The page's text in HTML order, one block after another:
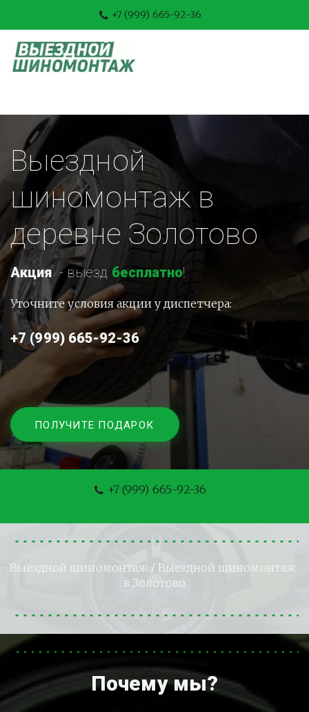
+7 (999) 665-92-36
Выездной
шиномонтаж в
деревне Золотово
Акция - выезд бесплатно!
Уточните условия акции у диспетчера:
+7 (999) 665-92-36
ПОЛУЧИТЕ ПОДАРОК
+7 (999) 665-92-36
Выездной шиномонтаж / Выездной шиномонтаж
в Золотово
Почему мы?